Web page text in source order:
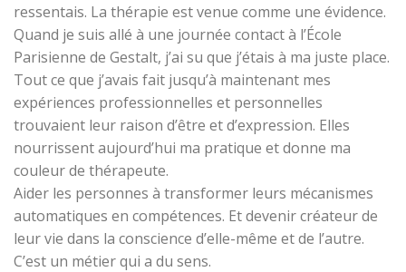
ressentais. La thérapie est venue comme une évidence.
Quand je suis allé à une journée contact à l’École
Parisienne de Gestalt, j’ai su que j’étais à ma juste place.
Tout ce que j’avais fait jusqu’à maintenant mes
expériences professionnelles et personnelles
trouvaient leur raison d’être et d’expression. Elles
nourrissent aujourd’hui ma pratique et donne ma
couleur de thérapeute.
Aider les personnes à transformer leurs mécanismes
automatiques en compétences. Et devenir créateur de
leur vie dans la conscience d’elle-même et de l’autre.
C’est un métier qui a du sens.